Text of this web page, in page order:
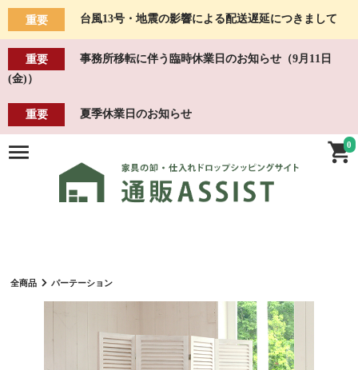
重要 台風13号・地震の影響による配送遅延につきまして
重要
事務所移転に伴う臨時休業日のお知らせ（9月11日
(金)）
重要 夏季休業日のお知らせ
0
全商品 パーテーション